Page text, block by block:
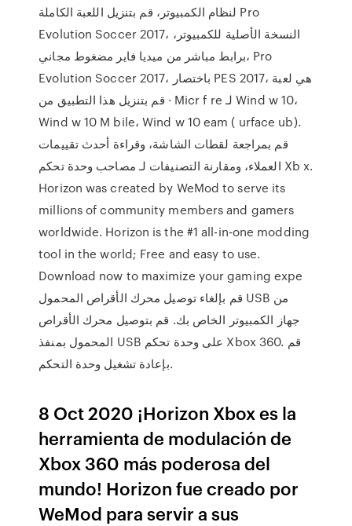
لنظام الكمبيوتر، قم بتنزيل اللعبة الكاملة Pro
Evolution Soccer 2017، النسخة الأصلية للكمبيوتر،
برابط مباشر من ميديا فاير مضغوط مجاني، Pro
Evolution Soccer 2017، باختصار PES 2017، هي لعبة
· قم بتنزيل هذا التطبيق من Micr f re لـ Wind w 10،
Wind w 10 M bile، Wind w 10 eam ( urface ub).
قم بمراجعة لقطات الشاشة، وقراءة أحدث تقييمات
العملاء، ومقارنة التصنيفات لـ مصاحب وحدة تحكم Xb x.
Horizon was created by WeMod to serve its
millions of community members and gamers
worldwide. Horizon is the #1 all-in-one modding
tool in the world; Free and easy to use.
Download now to maximize your gaming expe
قم بإلغاء توصيل محرك الأقراص المحمول USB من
جهاز الكمبيوتر الخاص بك. قم بتوصيل محرك الأقراص
المحمول بمنفذ USB على وحدة تحكم Xbox 360. قم
بإعادة تشغيل وحدة التحكم.
8 Oct 2020 ¡Horizon Xbox es la
herramienta de modulación de
Xbox 360 más poderosa del
mundo! Horizon fue creado por
WeMod para servir a sus